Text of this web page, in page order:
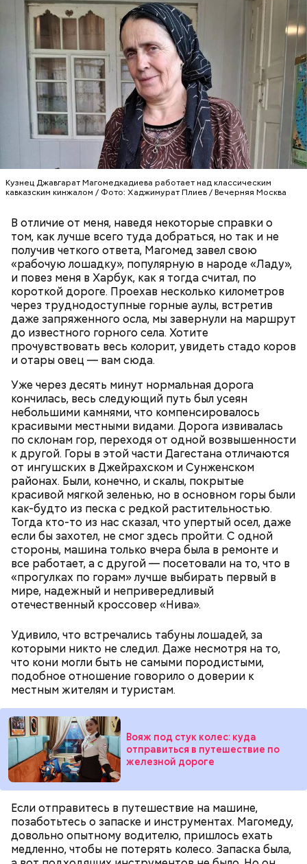
Кузнец Джавгарат Магомедкадиева работает над классическим
кавказским кинжалом / Фото: Хаджимурат Плиев / Вечерняя Москва
В отличие от меня, наведя некоторые справки о
том, как лучше всего туда добраться, но так и не
получив четкого ответа, Магомед завел свою
«рабочую лошадку», популярную в народе «Ладу»,
и повез меня в Харбук, как я тогда считал, по
короткой дороге. Проехав несколько километров
через труднодоступные горные аулы, встретив
даже запряженного осла, мы завернули на маршрут
до известного горного села. Хотите
прочувствовать весь колорит, увидеть стадо коров
и отары овец — вам сюда.
Уже через десять минут нормальная дорога
кончилась, весь следующий путь был усеян
небольшими камнями, что компенсировалось
красивыми местными видами. Дорога извивалась
по склонам гор, переходя от одной возвышенности
к другой. Горы в этой части Дагестана отличаются
от ингушских в Джейрахском и Сунженском
районах. Были, конечно, и скалы, покрытые
красивой мягкой зеленью, но в основном горы были
как-будто из песка с редкой растительностью.
Тогда кто-то из нас сказал, что упертый осел, даже
если бы захотел, не смог здесь пройти. С одной
стороны, машина только вчера была в ремонте и
все работает, а с другой — посетовали на то, что в
«прогулках по горам» лучше выбирать первый в
мире, надежный и непривередливый
отечественный кроссовер «Нива».
Удивило, что встречались табуны лошадей, за
которыми никто не следил. Даже несмотря на то,
что кони могли быть не самыми породистыми,
подобное отношение говорило о доверии к
местным жителям и туристам.
Вояж под стук колес: куда
отправиться в путешествие по
железной дороге
Если отправитесь в путешествие на машине,
позаботьтесь о запаске и инструментах. Магомеду,
довольно опытному водителю, пришлось ехать
медленно, чтобы не потерять колесо. Запаска была,
К обжаренным овощам можно добавить кисло-
сладкий соус, а затем добавить их к курице.
Получится очень вкусное блюдо.
Обжаренные кабачки с баклажанами
Ингредиенты:
мука:
растительное масло;
кабачки;
баклажаны.